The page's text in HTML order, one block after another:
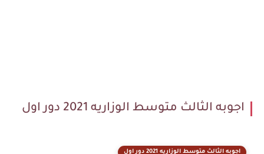
اجوبه الثالث متوسط الوزاريه 2021 دور اول
اجوبه الثالث متوسط الوزاريه 2021 دور اول